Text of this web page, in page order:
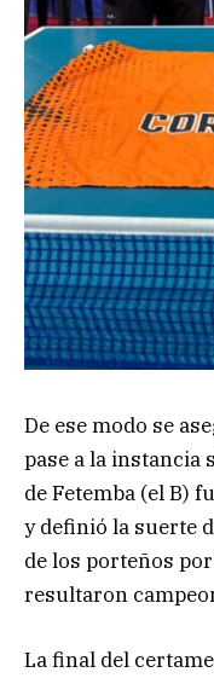
De ese modo se
pase a la instancia
de Fetemba (el B)
y definió la suerte
de los porteños
resultaron
La final del